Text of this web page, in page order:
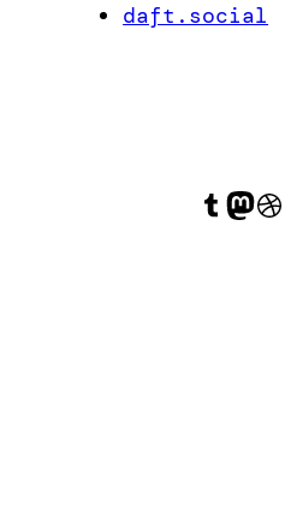
daft.social
Tumblr Mastodon Dribbble